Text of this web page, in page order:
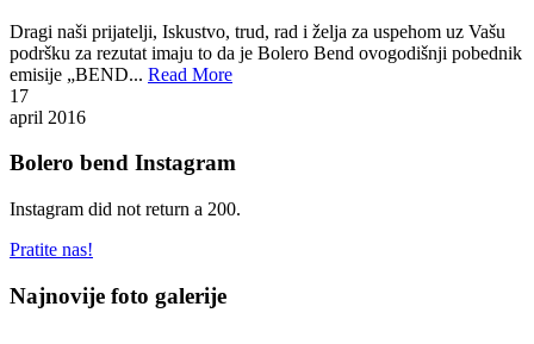
Dragi naši prijatelji, Iskustvo, trud, rad i želja za uspehom uz Vašu
podršku za rezutat imaju to da je Bolero Bend ovogodišnji pobednik
emisije „BEND... Read More
17
april 2016
Bolero bend Instagram
Instagram did not return a 200.
Pratite nas!
Najnovije foto galerije